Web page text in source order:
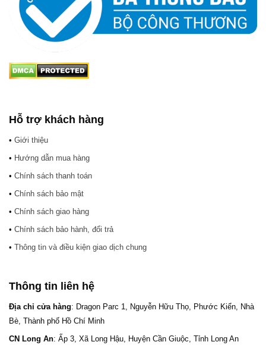
Hỗ trợ khách hàng
• Giới thiệu
• Hướng dẫn mua hàng
• Chính sách thanh toán
• Chính sách bảo mật
• Chính sách giao hàng
• Chính sách bảo hành, đổi trả
• Thông tin và điều kiện giao dịch chung
Thông tin liên hệ
Địa chỉ cửa hàng: Dragon Parc 1, Nguyễn Hữu Thọ, Phước Kiển, Nhà
Bè, Thành phố Hồ Chí Minh
CN Long An: Ấp 3, Xã Long Hậu, Huyện Cần Giuộc, Tỉnh Long An